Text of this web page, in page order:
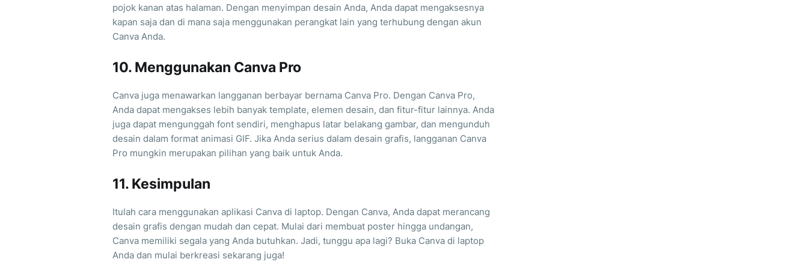
pojok kanan atas halaman. Dengan menyimpan desain Anda, Anda dapat mengaksesnya
kapan saja dan di mana saja menggunakan perangkat lain yang terhubung dengan akun
Canva Anda.
10. Menggunakan Canva Pro
Canva juga menawarkan langganan berbayar bernama Canva Pro. Dengan Canva Pro,
Anda dapat mengakses lebih banyak template, elemen desain, dan fitur-fitur lainnya. Anda
juga dapat mengunggah font sendiri, menghapus latar belakang gambar, dan mengunduh
desain dalam format animasi GIF. Jika Anda serius dalam desain grafis, langganan Canva
Pro mungkin merupakan pilihan yang baik untuk Anda.
11. Kesimpulan
Itulah cara menggunakan aplikasi Canva di laptop. Dengan Canva, Anda dapat merancang
desain grafis dengan mudah dan cepat. Mulai dari membuat poster hingga undangan,
Canva memiliki segala yang Anda butuhkan. Jadi, tunggu apa lagi? Buka Canva di laptop
Anda dan mulai berkreasi sekarang juga!